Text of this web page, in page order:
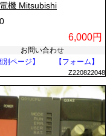
機 Mitsubishi
6,000円
お問い合わせ
別ページ】
【フォーム】
Z220822048